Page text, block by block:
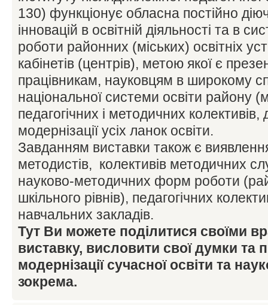
130) функціонує обласна постійно
інновацій в освітній діяльності та в
роботи районних (міських) освітніх
кабінетів (центрів), метою якої є
працівникам, науковцям в широкому
національної системи освіти району
педагогічних і методичних колективів,
модернізації усіх ланок освіти.
Завданням виставки також є
методистів, колективів методичних
науково-методичних форм роботи
шкільного рівнів), педагогічних
навчальних закладів.
Тут Ви можете поділитися своїми
виставку, висловити свої думки та
модернізації сучасної освіти та
зокрема.